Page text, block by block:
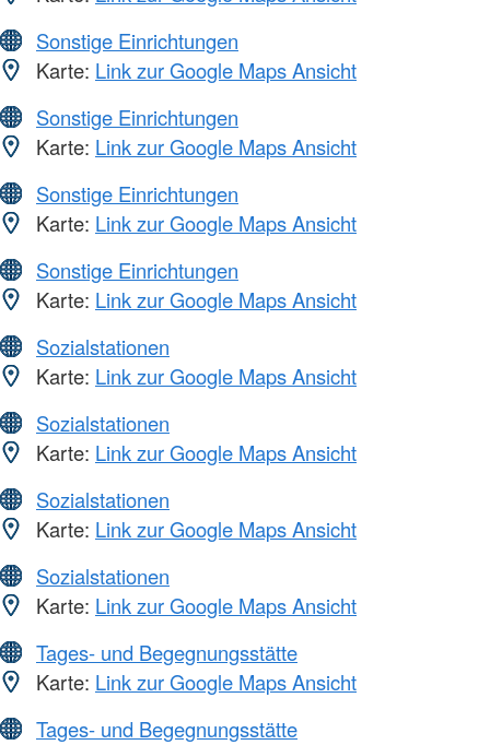
Sonstige Einrichtungen
Karte: Link zur Google Maps Ansicht
Sonstige Einrichtungen
Karte: Link zur Google Maps Ansicht
Sonstige Einrichtungen
Karte: Link zur Google Maps Ansicht
Sonstige Einrichtungen
Karte: Link zur Google Maps Ansicht
Sozialstationen
Karte: Link zur Google Maps Ansicht
Sozialstationen
Karte: Link zur Google Maps Ansicht
Sozialstationen
Karte: Link zur Google Maps Ansicht
Sozialstationen
Karte: Link zur Google Maps Ansicht
Tages- und Begegnungsstätte
Karte: Link zur Google Maps Ansicht
Tages- und Begegnungsstätte